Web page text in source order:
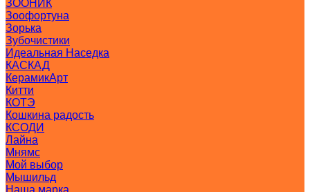
ЗООНИК
Зоофортуна
Зорька
Зубочистики
Идеальная Наседка
КАСКАД
КерамикАрт
Китти
КОТЭ
Кошкина радость
КСОДИ
Лайна
Мнямс
Мой выбор
Мышильд
Наша марка